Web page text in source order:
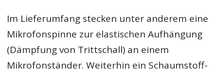
Im Lieferumfang stecken unter anderem eine
Mikrofonspinne zur elastischen Aufhängung
(Dämpfung von Trittschall) an einem
Mikrofonständer. Weiterhin ein Schaumstoff-